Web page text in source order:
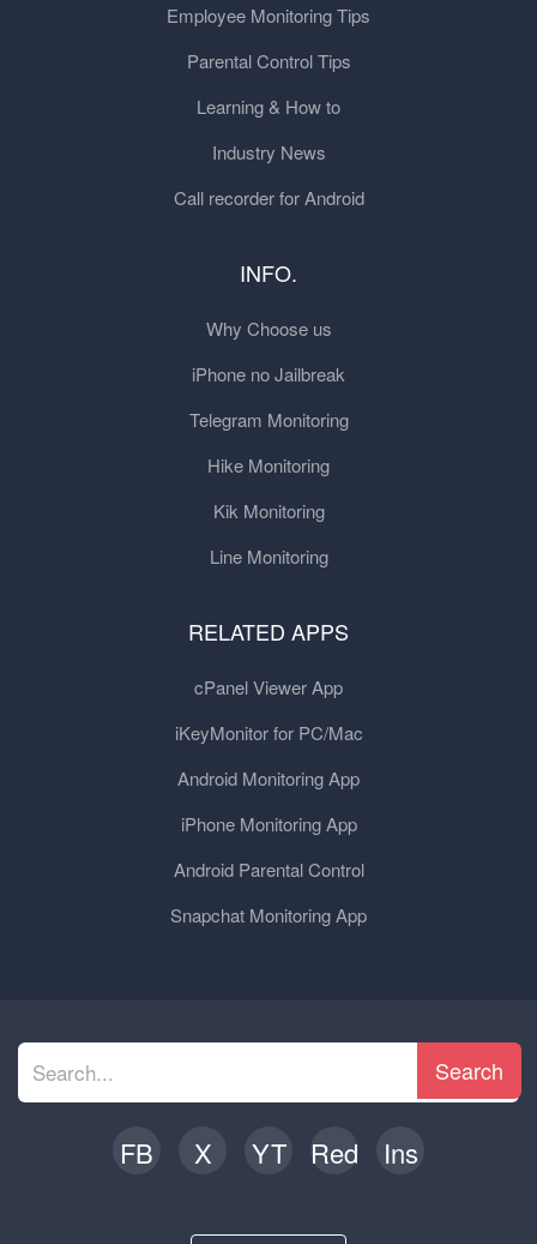
Employee Monitoring Tips
Parental Control Tips
Learning & How to
Industry News
Call recorder for Android
INFO.
Why Choose us
iPhone no Jailbreak
Telegram Monitoring
Hike Monitoring
Kik Monitoring
Line Monitoring
RELATED APPS
cPanel Viewer App
iKeyMonitor for PC/Mac
Android Monitoring App
iPhone Monitoring App
Android Parental Control
Snapchat Monitoring App
Search
FB X YT Red Ins